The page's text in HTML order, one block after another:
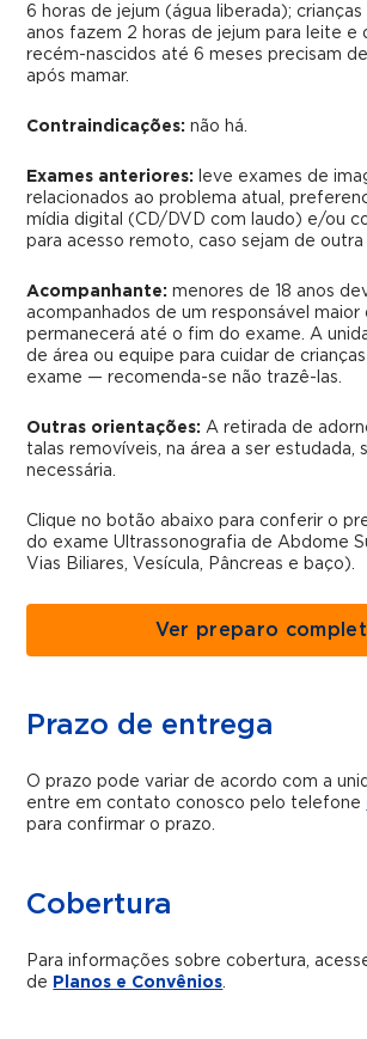
6 horas de jejum (água liberada);
anos fazem 2 horas de jejum para leite e
recém-nascidos até 6 meses precisam
após mamar.
Contraindicações:não há.
Exames anteriores:
leve exames de
relacionados ao problema atual,
mídia digital (CD/DVD com laudo) e/ou
para acesso remoto, caso sejam de outra
Acompanhante: menores de 18 anos
acompanhados de um responsável maior
permanecerá até o fim do exame. A
de área ou equipe para cuidar de
exame — recomenda-se não trazê-las.
Outras orientações: A retirada de
talas removíveis, na área a ser estudada,
necessária.
Clique no botão abaixo para conferir o
do exame Ultrassonografia de Abdome
Vias Biliares, Vesícula, Pâncreas e baço).
Ver preparo
Prazo de entrega
O prazo pode variar de acordo com a
entre em contato conosco pelo telefone
para confirmar o prazo.
Cobertura
Para informações sobre cobertura,
de Planos e Convênios.